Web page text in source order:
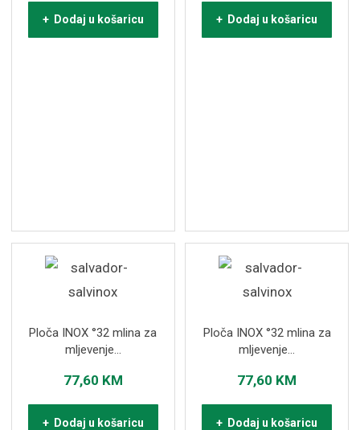
+ Dodaj u košaricu + Dodaj u košaricu
Ploča INOX °32 mlina za
mljevenje...
77,60 KM
+ Dodaj u košaricu
Ploča INOX °32 mlina za
mljevenje...
77,60 KM
+ Dodaj u košaricu